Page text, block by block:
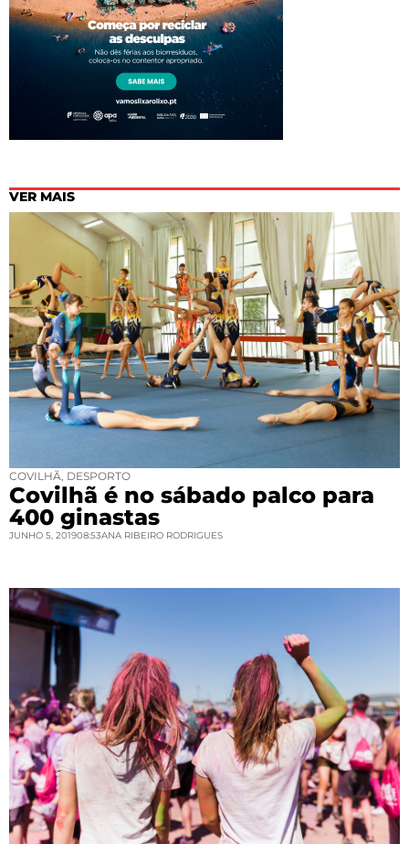
VER MAIS
COVILHÃ, DESPORTO
Covilhã é no sábado palco para
400 ginastas
JUNHO 5, 201908:53ANA RIBEIRO RODRIGUES